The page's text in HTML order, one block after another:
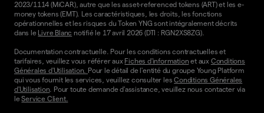
2023/1114 (MiCAR), autre que les asset-referenced tokens (ART) et les e-
money tokens (EMT). Les caractéristiques, les droits, les fonctions
opérationnelles et les risques du Token YNG sont intégralement décrits
dans le Livre Blanc notifié le 17 avril 2026 (DTI : RGN2XS8ZG).
Documentation contractuelle. Pour les conditions contractuelles et
tarifaires, veuillez vous référer aux Fiches d'information et aux Conditions
Générales d'Utilisation. Pour le détail de l'entité du groupe Young Platform
qui vous fournit les services, veuillez consulter lesConditions Générales
d'Utilisation. Pour toute demande d'assistance, veuillez nous contacter via
leService Client.